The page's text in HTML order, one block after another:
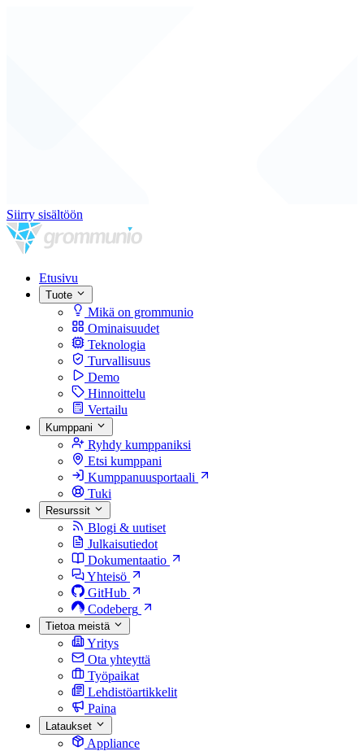
Siirry sisältöön
Etusivu
Tuote
Mikä on grommunio
Ominaisuudet
Teknologia
Turvallisuus
Demo
Hinnoittelu
Vertailu
Kumppani
Ryhdy kumppaniksi
Etsi kumppani
Kumppanuusportaali
Tuki
Resurssit
Blogi & uutiset
Julkaisutiedot
Dokumentaatio
Yhteisö
GitHub
Codeberg
Tietoa meistä
Yritys
Ota yhteyttä
Työpaikat
Lehdistöartikkelit
Paina
Lataukset
Appliance